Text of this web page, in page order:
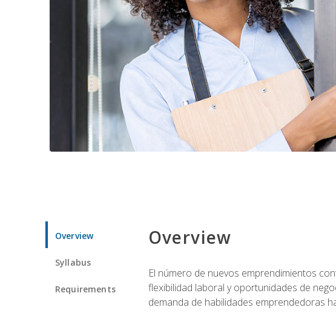
Overview
Syllabus
Requirements
Overview
El número de nuevos emprendimientos
flexibilidad laboral y oportunidades de
demanda de habilidades emprendedoras